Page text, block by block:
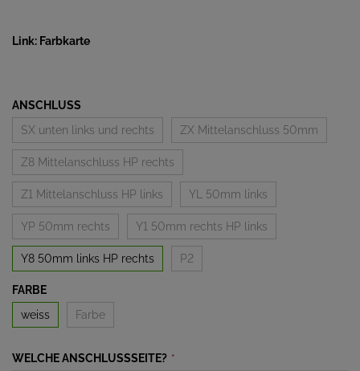
Link: Farbkarte
ANSCHLUSS
SX unten links und rechts
ZX Mittelanschluss 50mm
Z8 Mittelanschluss HP rechts
Z1 Mittelanschluss HP links YL 50mm links
YP 50mm rechts Y1 50mm rechts HP links
Y8 50mm links HP rechts P2
FARBE
weiss
Farbe
WELCHE ANSCHLUSSSEITE? *